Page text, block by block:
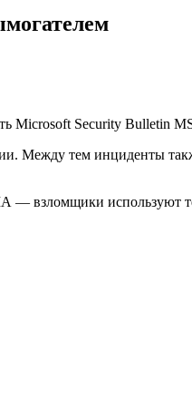
Microsoft Security Bulletin
Между тем инциденты
— взломщики используют